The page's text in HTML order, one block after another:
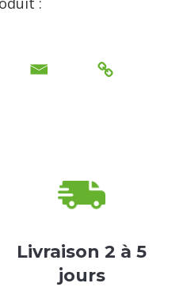
Livraison 2 à 5
jours